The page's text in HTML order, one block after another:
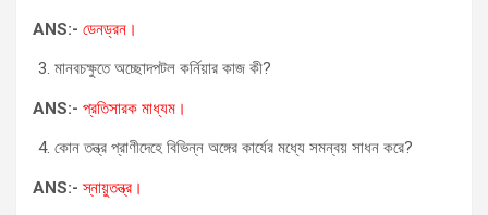
ANS:- ডেনড্রন।
মানবচক্ষুতে অচ্ছোদপটল কর্নিয়ার কাজ কী?
ANS:- প্রতিসারক মাধ্যম।
কোন তন্ত্র প্রাণীদেহে বিভিন্ন অঙ্গের কার্যের মধ্যে সমন্বয় সাধন করে?
ANS:- স্নায়ুতন্ত্র।